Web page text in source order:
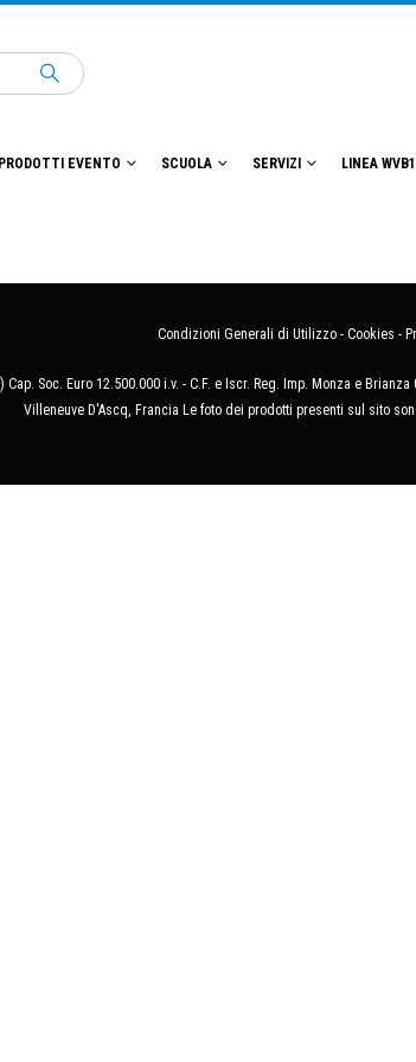
PRODOTTI EVENTO SCUOLA SERVIZI LINEA
Condizioni Generali di Utilizzo - Cookies -
Soc. Euro 12.500.000 i.v. - C.F. e Iscr. Reg. Imp. Monza e
Villeneuve D'Ascq, Francia Le foto dei prodotti presenti sul sito